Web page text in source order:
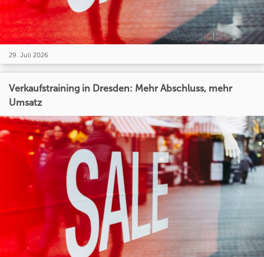
29. Juli 2026
Verkaufstraining in Dresden: Mehr Abschluss, mehr
Umsatz